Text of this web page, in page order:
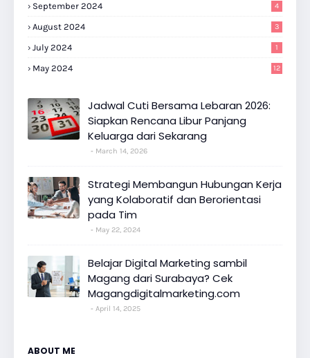
September 2024 4
August 2024 3
July 2024 1
May 2024 12
Jadwal Cuti Bersama Lebaran 2026:
Siapkan Rencana Libur Panjang
Keluarga dari Sekarang
March 14, 2026
Strategi Membangun Hubungan Kerja
yang Kolaboratif dan Berorientasi
pada Tim
May 22, 2024
Belajar Digital Marketing sambil
Magang dari Surabaya? Cek
Magangdigitalmarketing.com
April 14, 2025
ABOUT ME